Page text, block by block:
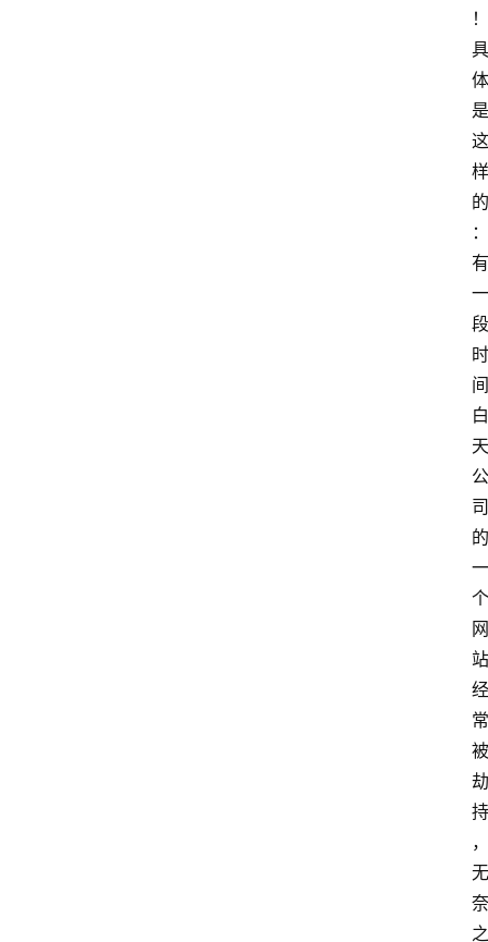
！
具
体
是
这
样
的
：
有
一
段
时
间
白
天
公
司
的
一
个
网
站
经
常
被
劫
持
，
无
奈
之